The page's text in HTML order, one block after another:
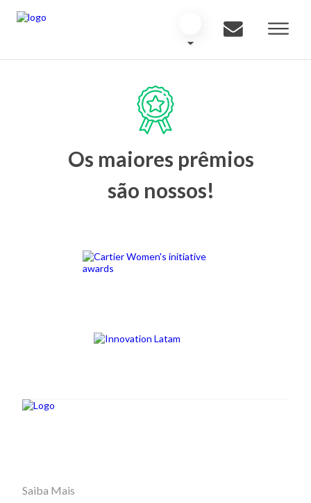
Os maiores prêmios
são nossos!
Saiba Mais